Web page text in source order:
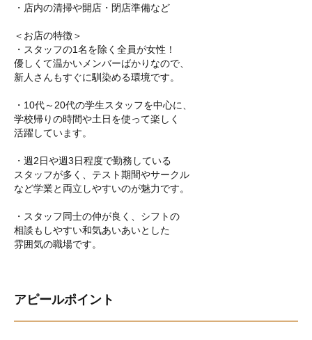
・店内の清掃や開店・閉店準備など
＜お店の特徴＞
・スタッフの1名を除く全員が女性！
優しくて温かいメンバーばかりなので、
新人さんもすぐに馴染める環境です。
・10代～20代の学生スタッフを中心に、
学校帰りの時間や土日を使って楽しく
活躍しています。
・週2日や週3日程度で勤務している
スタッフが多く、テスト期間やサークル
など学業と両立しやすいのが魅力です。
・スタッフ同士の仲が良く、シフトの
相談もしやすい和気あいあいとした
雰囲気の職場です。
アピールポイント